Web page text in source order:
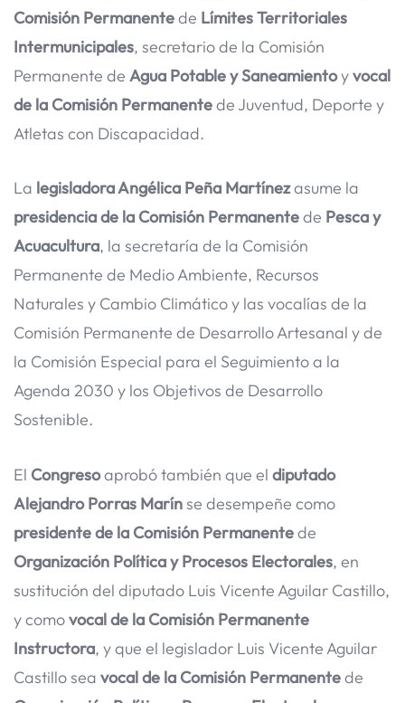
Comisión Permanentede Límites Territoriales
Intermunicipales, secretario de la Comisión
Permanente de Agua Potable y Saneamientoyvocal
de la Comisión Permanentede Juventud, Deporte y
Atletas con Discapacidad.
La legisladora Angélica Peña Martínezasume la
presidencia de la Comisión Permanentede Pesca y
Acuacultura, la secretaría de la Comisión
Permanente de Medio Ambiente, Recursos
Naturales y Cambio Climático y las vocalías de la
Comisión Permanente de Desarrollo Artesanal y de
la Comisión Especial para el Seguimiento a la
Agenda 2030 y los Objetivos de Desarrollo
Sostenible.
El Congresoaprobó también que el diputado
Alejandro Porras Marínse desempeñe como
presidente de la Comisión Permanentede
Organización Política y Procesos Electorales, en
sustitución del diputado Luis Vicente Aguilar Castillo,
y comovocal de la Comisión Permanente
Instructora, y que el legislador Luis Vicente Aguilar
Castillo sea vocal de la Comisión Permanentede